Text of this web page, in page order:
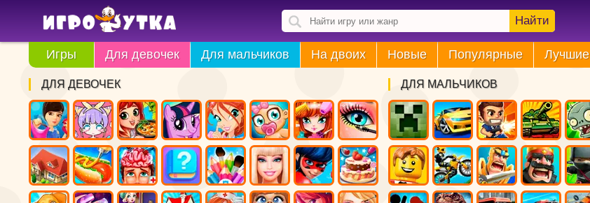
Найти
Игры Для девочек Для мальчиков На двоих Новые Популярные Лучшие
ДЛЯ МАЛЬЧИКОВ
ДЛЯ ДЕВОЧЕК